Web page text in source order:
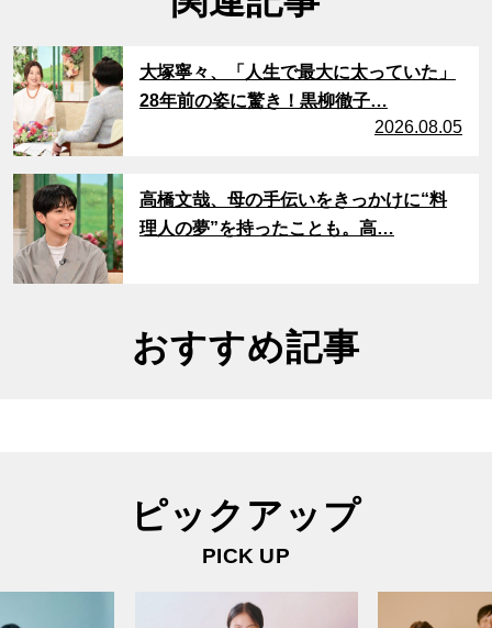
サムネイル
大塚寧々、「人生で最大に太っていた」
28年前の姿に驚き！黒柳徹子…
2026.08.05
サムネイル
高橋文哉、母の手伝いをきっかけに“料
理人の夢”を持ったことも。高…
おすすめ記事
ピックアップ
PICK UP